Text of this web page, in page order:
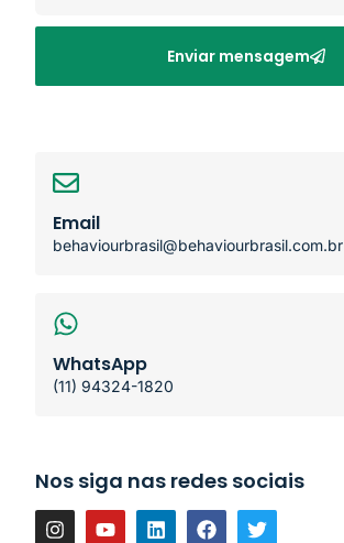
Enviar mensagem
Email
behaviourbrasil@behaviourbrasil.com.br
WhatsApp
(11) 94324-1820
Nos siga nas redes sociais